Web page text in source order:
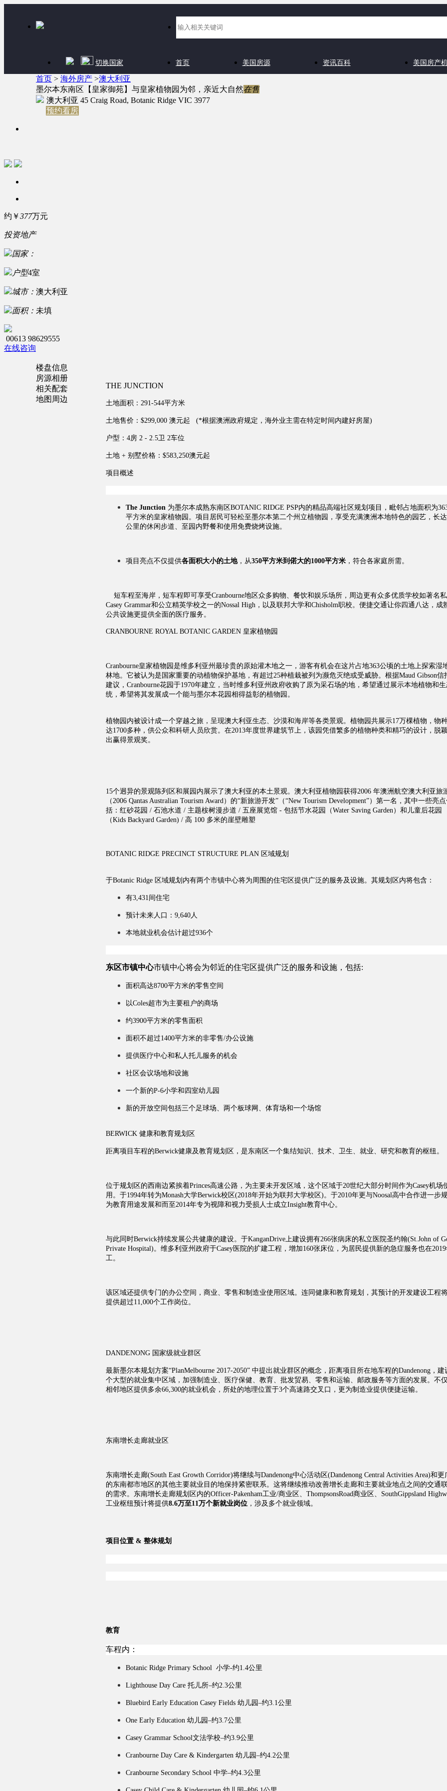
切换国家 首页 美国房源 资讯百科 美国房产
首页 > 海外房产 >澳大利亚
墨尔本东南区【皇家御苑】与皇家植物园为邻，亲近大自然在售
澳大利亚 45 Craig Road, Botanic Ridge VIC 3977
预约看房
约￥377万元
投资地产
国家：
户型4室
城市： 澳大利亚
面积： 未填
00613 98629555
在线咨询
楼盘信息
THE JUNCTION
土地面积：291-544平方米
土地售价：$299,000 澳元起 (*根据澳洲政府规定，海外业主需在特定时间内建好房屋)
户型：4房 2 - 2.5卫 2车位
土地 + 别墅价格：$583,250澳元起
项目概述
The Junction 为墨尔本成熟东南 区BOTANIC RIDGE PSP内的精品高端社区规划项目，毗邻占地面积为
平方米的皇家植物园。 项目居民可轻松至墨尔本第二个州立植物园，享受充满澳洲本地特色的园艺，长
公里的休闲步道、至园内野餐和使用免费烧烤设施。
项目亮点不仅提供各面积大小的土地，从350平方米到偌大的1000平方米 ，符合各家庭所需。
短车程至海岸，短车程即可享受Cranbourne地区众多购物、餐饮和娱乐场所，周边更有众多优质学校如著名
Casey Grammar和公立精英学校之一的Nossal High，以及联邦大学和Chisholm职校。便捷交通让你四通八达，成
公共设施更提供全面的医疗服务。
CRANBOURNE ROYAL BOTANIC GARDEN 皇家植物园
Cranbourne皇家植物园是维多利亚州最珍贵的原始灌木地之一，游客有机会在这片占地363公顷的土地上探索湿
林地。它被认为是国家重要的动植物保护基地，有超过25种植栽被列为濒危灭绝或受威胁。根据Maud Gibson信
建议，Cranbourne花园于1970年建立，当时维多利亚州政府收购了原为采石场的地，希望通过展示本地植物和
统，希望将其发展成一个能与墨尔本花园相得益彰的植物园。
植物园内被设计成一个穿越之旅，呈现澳大利亚生态、沙漠和海岸等各类景观。植物园共展示17万棵植物，物
达1700多种，供公众和科研人员欣赏。在2013年度世界建筑节上，该园凭借繁多的植物种类和精巧的设计，脱
出赢得景观奖。
15个迥异的景观陈列区和展园内展示了澳大利亚的本土景观。澳大利亚植物园获得2006 年澳洲航空澳大利亚旅
（2006 Qantas Australian Tourism Award）的“新旅游开发”（“New Tourism Development”）第一名，其中一些亮
括： 红砂花园 / 石池水道 / 主题桉树漫步道 / 五座展览馆 - 包括节水花园（Water Saving Garden）和儿童后花园
（Kids Backyard Garden) / 高 100 多米的崖壁雕塑
BOTANIC RIDGE PRECINCT STRUCTURE PLAN 区域规划
于Botanic Ridge 区域规划内有两个市镇中心将为周围的住宅区提供广泛的服务及设施。其规划区内将包含：
有3,431间住宅
预计未来人口：9,640人
本地就业机会估计超过936个
东区市镇中心市镇中心将会为邻近的住宅区提供广泛的服务和设施，包括:
面积高达8700平方米的零售空间
以Coles超市为主要租户的商场
约3900平方米的零售面积
面积不超过1400平方米的非零售/办公设施
提供医疗中心和私人托儿服务的机会
社区会议场地和设施
一个新的P-6小学和四室幼儿园
新的开放空间包括三个足球场、两个板球网、体育场和一个场馆
BERWICK 健康和教育规划区
距离项目车程的Berwick健康及教育规划区，是东南区一个集结知识、技术、卫生、就业、研究和教育的枢纽。
位于规划区的西南边紧挨着Princes高速公路，为主要未开发区域，这个区域于20世纪大部分时间作为Casey机场
用。于1994年转为Monash大学Berwick校区(2018年开始为联邦大学校区)。于2010年更与Noosal高中合作进一步
为教育用途发展和而至2014年专为视障和视力受损人士成立Insight教育中心。
与此同时Berwick持续发展公共健康的建设。于KanganDrive上建设拥有266张病床的私立医院圣约翰(St.John of
Private Hospital)。维多利亚州政府于Casey医院的扩建工程，增加160张床位，为居民提供新的急症服务也在
工。
该区域还提供专门的办公空间，商业、零售和制造业使用区域。连同健康和教育规划，其预计的开发建设工程
提供超过11,000个工作岗位。
DANDENONG 国家级就业群区
最新墨尔本规划方案“PlanMelbourne 2017-2050” 中提出就业群区的概念，距离项目所在地车程的Dandenong ，
个大型的就业集中区域，加强制造业、医疗保健、教育、批发贸易、零售和运输、邮政服务等方面的发展。 不
相邻地区提供多余66,300的就业机会，所处的地理位置于3个高速路交叉口，更为制造业提供便捷运输。
东南增长走廊就业区
东南增长走廊(South East Growth Corridor)将继续与Dandenong中心活动区(Dandenong Central Activities Area)和更
的东南都市地区的其他主要就业目的地保持紧密联系。 这将继续推动改善增长走廊和主要就业地点之间的交通
的需求。 东南增长走廊规划区内的Officer-Pakenham工业/商业区、 ThompsonsRoad商业区、 SouthGippsland
工业枢纽预计将提供8.6万至11万个新就业岗位 ，涉及多个就业领域。
项目位置 & 整体规划
教育
车程内：
Botanic Ridge Primary School 小学-约1.4公里
Lighthouse Day Care 托儿所–约2.3公里
Bluebird Early Education Casey Fields 幼儿园–约3.1公里
One Early Education 幼儿园–约3.7公里
Casey Grammar School文法学校–约3.9公里
Cranbourne Day Care & Kindergarten 幼儿园–约4.2公里
Cranbourne Secondary School 中学–约4.3公里
房源相册
相关配套
地图周边